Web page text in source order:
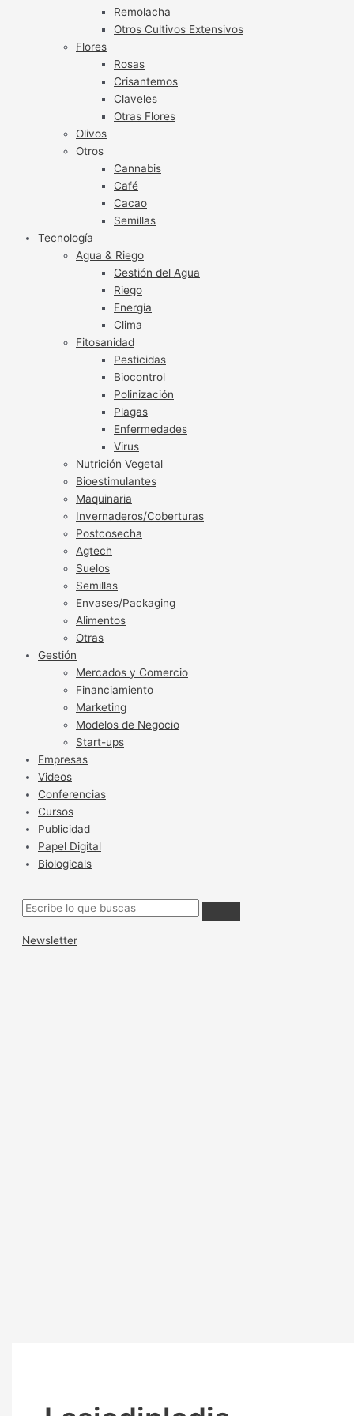
Remolacha
Otros Cultivos Extensivos
Flores
Rosas
Crisantemos
Claveles
Otras Flores
Olivos
Otros
Cannabis
Café
Cacao
Semillas
Tecnología
Agua & Riego
Gestión del Agua
Riego
Energía
Clima
Fitosanidad
Pesticidas
Biocontrol
Polinización
Plagas
Enfermedades
Virus
Nutrición Vegetal
Bioestimulantes
Maquinaria
Invernaderos/Coberturas
Postcosecha
Agtech
Suelos
Semillas
Envases/Packaging
Alimentos
Otras
Gestión
Mercados y Comercio
Financiamiento
Marketing
Modelos de Negocio
Start-ups
Empresas
Videos
Conferencias
Cursos
Publicidad
Papel Digital
Biologicals
Newsletter